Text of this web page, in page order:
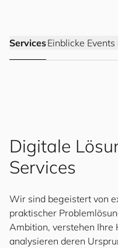
ServicesEinblicke Events
Digitale
Services
Wir sind begeistert von
praktischer
Ambition, verstehen Ihre
analysieren deren